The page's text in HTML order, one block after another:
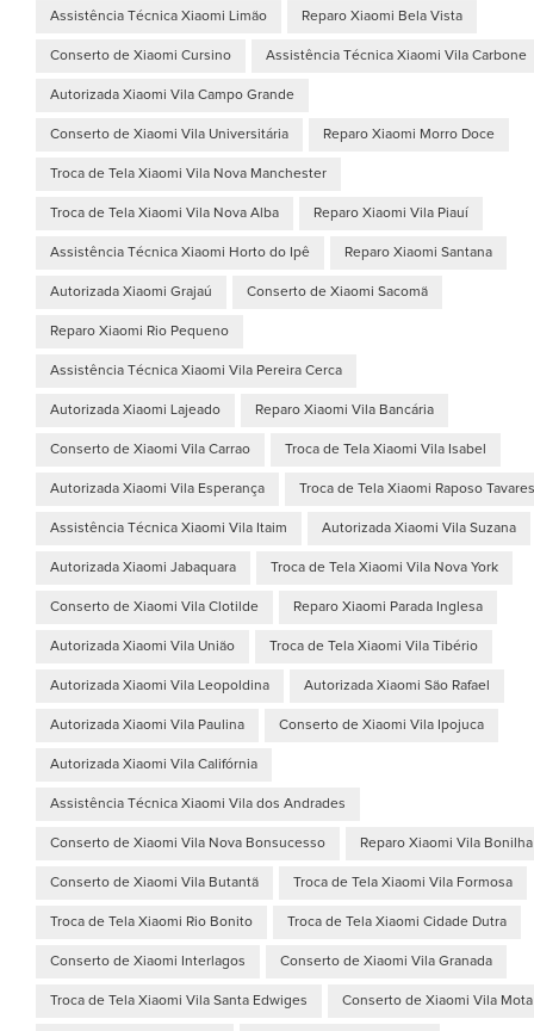
Assistência Técnica Xiaomi Limão Reparo Xiaomi Bela Vista
Conserto de Xiaomi Cursino Assistência Técnica Xiaomi Vila Carbone
Autorizada Xiaomi Vila Campo Grande
Conserto de Xiaomi Vila Universitária Reparo Xiaomi Morro Doce
Troca de Tela Xiaomi Vila Nova Manchester
Troca de Tela Xiaomi Vila Nova Alba Reparo Xiaomi Vila Piauí
Assistência Técnica Xiaomi Horto do Ipê Reparo Xiaomi Santana
Autorizada Xiaomi Grajaú Conserto de Xiaomi Sacomã
Reparo Xiaomi Rio Pequeno
Assistência Técnica Xiaomi Vila Pereira Cerca
Autorizada Xiaomi Lajeado Reparo Xiaomi Vila Bancária
Conserto de Xiaomi Vila Carrao Troca de Tela Xiaomi Vila Isabel
Autorizada Xiaomi Vila Esperança Troca de Tela Xiaomi Raposo Tavares
Assistência Técnica Xiaomi Vila Itaim Autorizada Xiaomi Vila Suzana
Autorizada Xiaomi Jabaquara Troca de Tela Xiaomi Vila Nova York
Conserto de Xiaomi Vila Clotilde Reparo Xiaomi Parada Inglesa
Autorizada Xiaomi Vila União Troca de Tela Xiaomi Vila Tibério
Autorizada Xiaomi Vila Leopoldina Autorizada Xiaomi São Rafael
Autorizada Xiaomi Vila Paulina Conserto de Xiaomi Vila Ipojuca
Autorizada Xiaomi Vila Califórnia
Assistência Técnica Xiaomi Vila dos Andrades
Conserto de Xiaomi Vila Nova Bonsucesso Reparo Xiaomi Vila Bonilha
Conserto de Xiaomi Vila Butantã Troca de Tela Xiaomi Vila Formosa
Troca de Tela Xiaomi Rio Bonito Troca de Tela Xiaomi Cidade Dutra
Conserto de Xiaomi Interlagos Conserto de Xiaomi Vila Granada
Troca de Tela Xiaomi Vila Santa Edwiges Conserto de Xiaomi Vila Mota